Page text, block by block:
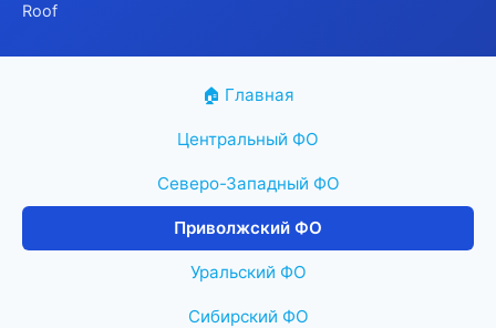
Roof
🏠 Главная
Центральный ФО
Северо-Западный ФО
Приволжский ФО
Уральский ФО
Сибирский ФО